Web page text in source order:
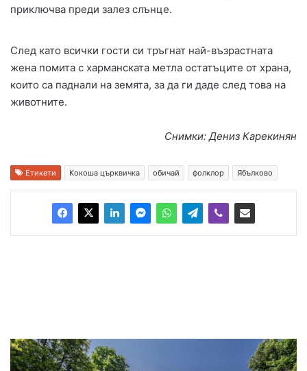
приключва преди залез слънце.
След като всички гости си тръгнат най-възрастната
жена помита с харманската метла остатъците от храна,
които са паднали на земята, за да ги даде след това на
животните.
Снимки: Дениз Карекинян
Етикети Кокоша църквичка обичай фолклор Ябълково